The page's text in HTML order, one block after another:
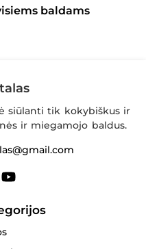
baldams
siūlanti tik kokybiškus ir
ir miegamojo baldus.